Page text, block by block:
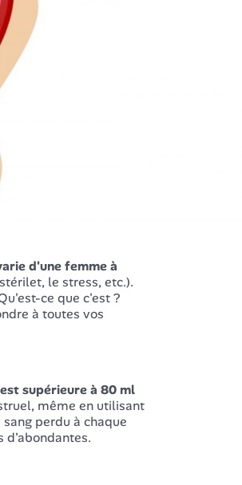
d'une femme à
le stress, etc.).
ce que c'est ?
à toutes vos
supérieure à 80 ml
même en utilisant
perdu à chaque
d'abondantes.